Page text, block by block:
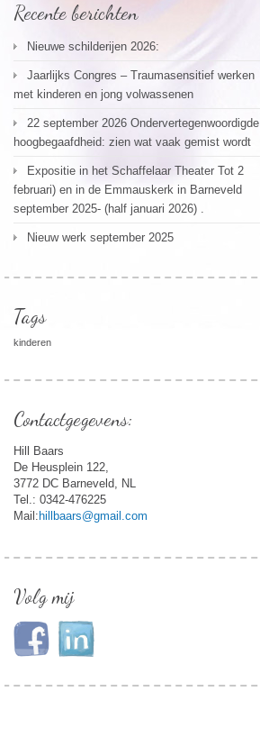
Recente berichten
Nieuwe schilderijen 2026:
Jaarlijks Congres – Traumasensitief werken
met kinderen en jong volwassenen
22 september 2026 Ondervertegenwoordigde
hoogbegaafdheid: zien wat vaak gemist wordt
Expositie in het Schaffelaar Theater Tot 2
februari) en in de Emmauskerk in Barneveld
september 2025- (half januari 2026) .
Nieuw werk september 2025
Tags
kinderen
Contactgegevens:
Hill Baars
De Heusplein 122,
3772 DC Barneveld, NL
Tel.: 0342-476225
Mail: hillbaars@gmail.com
Volg mij